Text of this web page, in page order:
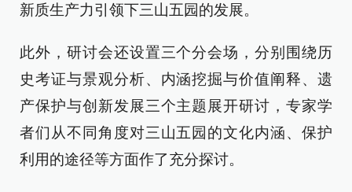
新质生产力引领下三山五园的发展。
此外，研讨会还设置三个分会场，分别围绕历
史考证与景观分析、内涵挖掘与价值阐释、遗
产保护与创新发展三个主题展开研讨，专家学
者们从不同角度对三山五园的文化内涵、保护
利用的途径等方面作了充分探讨。